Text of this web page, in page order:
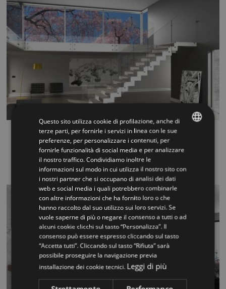
Rexal XR
La transparence du verre et la solidité de l'acier font de
Rexal un escalier mo...
Questo sito utilizza cookie di profilazione, anche di
terze parti, per fornirle i servizi in linea con le sue
preferenze, per personalizzare i contenuti, per
fornirle funzionalità di social media e per analizzare
il nostro traffico. Condividiamo inoltre le
informazioni sul modo in cui utilizza il nostro sito con
i nostri partner che si occupano di analisi dei dati
web e social media i quali potrebbero combinarle
con altre informazioni che ha fornito loro o che
hanno raccolto dal suo utilizzo sui loro servizi. Se
vuole saperne di più o negare il consenso a tutti o ad
alcuni cookie clicchi sul tasto “Personalizza”. Il
consenso può essere espresso cliccando sul tasto
“Accetta tutti”. Cliccando sul tasto “Rifiuta” sarà
possibile proseguire la navigazione previa
installazione dei cookie tecnici. Leggi di più